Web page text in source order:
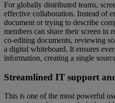
For globally distributed teams,
effective collaboration. Instead of
document or trying to describe
members can share their screen in
co-editing documents, reviewing
a digital whiteboard. It ensures
information, creating a single
Streamlined IT support
This is one of the most powerful